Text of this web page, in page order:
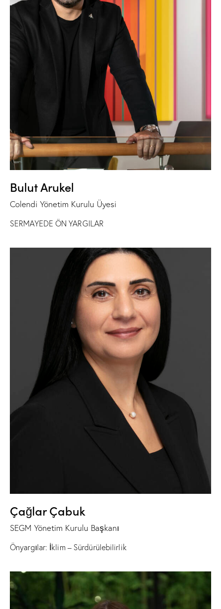
Bulut Arukel
Colendi Yönetim Kurulu Üyesi
SERMAYEDE ÖN YARGILAR
Çağlar Çabuk
SEGM Yönetim Kurulu Başkanı
Önyargılar: İklim – Sürdürülebilirlik